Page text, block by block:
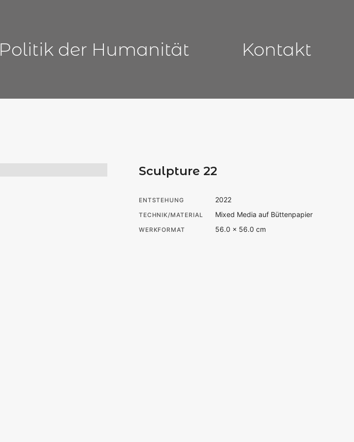
Politik der Humanität Kontakt
Sculpture 22
ENTSTEHUNG 2022
TECHNIK/MATERIAL Mixed Media auf Büttenpapier
WERKFORMAT 56.0 × 56.0 cm